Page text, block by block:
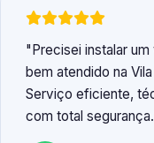
Precisei instalar
bem atendido na
Serviço eficiente,
com total segurança.